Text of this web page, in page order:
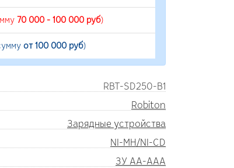
70 000 - 100 000 руб)
от 100 000 руб)
RBT-SD250-B1
Robiton
Зарядные устройства
NI-MH/NI-CD
ЗУ AA-AAA